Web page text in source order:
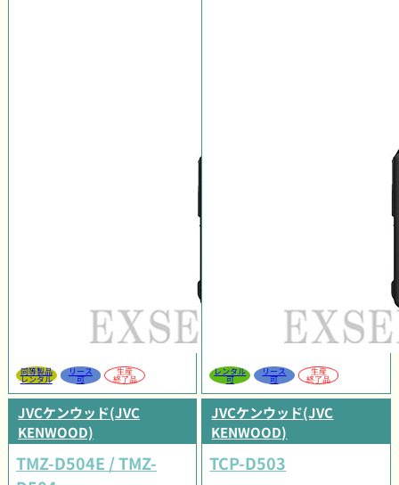
同等製品
レンタル
リース
可
生産
終了品
レンタル
可
リース
可
生産
終了品
JVCケンウッド(JVC
KENWOOD)
TMZ-D504E / TMZ-
JVCケンウッド(JVC
KENWOOD)
TCP-D503